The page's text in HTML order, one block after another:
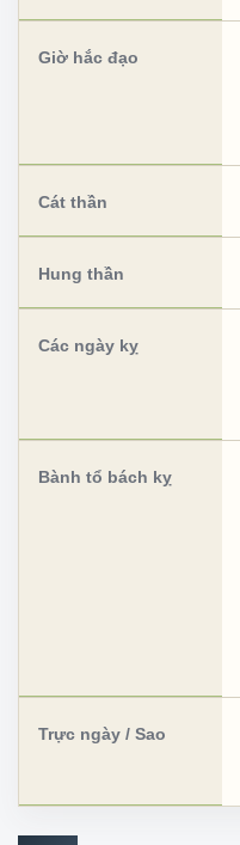
Giờ hắc đạo
Cát thần
Hung thần
Các ngày kỵ
Bành tổ bách kỵ
Trực ngày / Sao